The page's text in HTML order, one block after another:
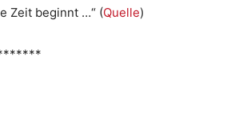
Zeit beginnt …“ (Quelle)